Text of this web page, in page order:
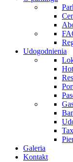
Udogodnienia
Galeria
Kontakt